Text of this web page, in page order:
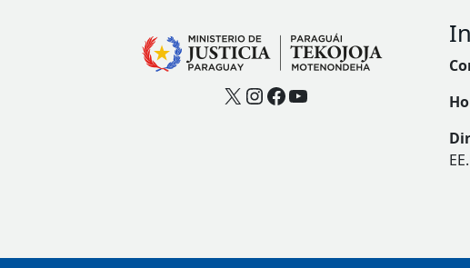
X Instagram
Facebook
YouTube